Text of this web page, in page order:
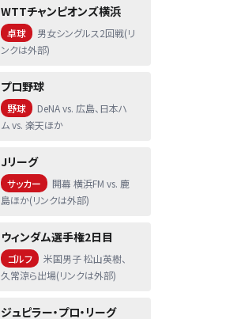
WTTチャンピオンズ横浜
卓球
男女シングルス2回戦(リ
ンクは外部)
プロ野球
野球
DeNA vs. 広島、日本ハ
ム vs. 楽天ほか
Jリーグ
サッカー
開幕 横浜FM vs. 鹿
島ほか(リンクは外部)
ウィンダム選手権2日目
ゴルフ
米国男子 松山英樹、
久常涼ら出場(リンクは外部)
ジュピラー・プロ・リーグ